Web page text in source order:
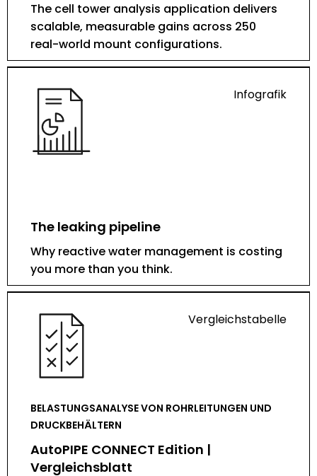
The cell tower analysis application delivers
scalable, measurable gains across 250
real-world mount configurations.
Infografik
The leaking pipeline
Why reactive water management is costing
you more than you think.
Vergleichstabelle
BELASTUNGSANALYSE VON ROHRLEITUNGEN UND
DRUCKBEHÄLTERN
AutoPIPE CONNECT Edition |
Vergleichsblatt